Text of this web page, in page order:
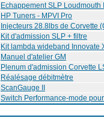
Echappement SLP Loudmouth
HP Tuners - MPVI Pro
Injecteurs 28.8lbs de Corvette
Kit d'admission SLP + filtre
Kit lambda wideband Innovate
Manuel d'atelier GM
Plenum d'admission Corvette
Réalésage débitmètre
ScanGauge II
Switch Performance-mode